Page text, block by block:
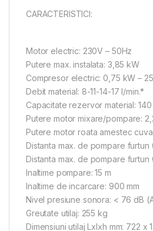
CARACTERISTICI:
Motor electric: 230V – 50Hz
Putere max. instalata: 3,85 kW
Compresor electric: 0,75 kW –
Debit material: 8-11-14-17 l/min.*
Capacitate rezervor material: 140
Putere motor mixare/pompare:
Putere motor roata amestec
Distanta max. de pompare furtun
Distanta max. de pompare furtun
Inaltime pompare: 15 m
Inaltime de incarcare: 900 mm
Nivel presiune sonora: < 76 dB
Greutate utilaj: 255 kg
Dimensiuni utilaj Lxlxh mm: 722 x